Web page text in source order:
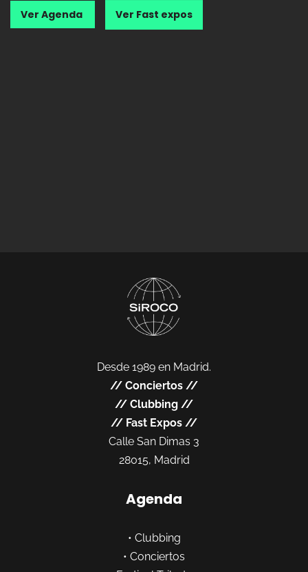
Ver Agenda Ver Fast expos
Desde 1989 en Madrid.
// Conciertos //
// Clubbing //
// Fast Expos //
Calle San Dimas 3
28015, Madrid
Agenda
• Clubbing
• Conciertos